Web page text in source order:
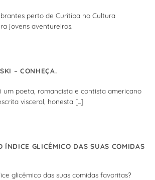
perto de Curitiba no Cultura
jovens aventureiros.
– CONHEÇA.
um poeta, romancista e contista americano
visceral, honesta [...]
ÍNDICE GLICÊMICO DAS SUAS COMIDAS
glicêmico das suas comidas favoritas?